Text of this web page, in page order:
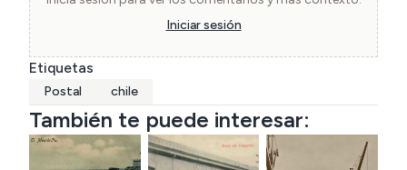
Iniciar sesión
Etiquetas
Postal chile
También te puede interesar: